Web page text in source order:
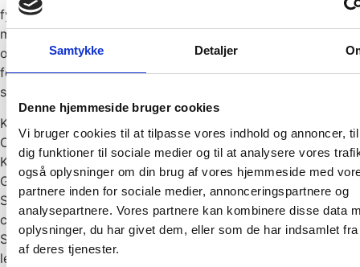
Samtykke Detaljer
Denne hjemmeside bruger cookies
Vi bruger cookies til at tilpasse vores indhold og annoncer,
dig funktioner til sociale medier og til at analysere vores
også oplysninger om din brug af vores hjemmeside med
partnere inden for sociale medier, annonceringspartnere og
analysepartnere. Vores partnere kan kombinere disse data
oplysninger, du har givet dem, eller som de har indsamlet
af deres tjenester.
fysisk og telefonisk, skal de også altid være på forkant
med det digitale, og det kræver en leverandør, der er agil
og helt fremme i bussen på teknologiske muligheder ift.
forretnings behov. Det er det, vores projektorganisation er
skabt til at være.
Kenni L. Sørensen
CTO, Gensam
Kenni Løvenholt Sørensen er Chief Technology Officer hos
Gensam. Han er tidligere CTO hos IST Group, som er en af
Skandinaviens største Edtech virksomheder, og tidligere
chef for digitalisering og forretningsudvikling i
Skanderborg Kommune. Han er HD i organisation og
ledelse, har læst cooperate governance på Harvard